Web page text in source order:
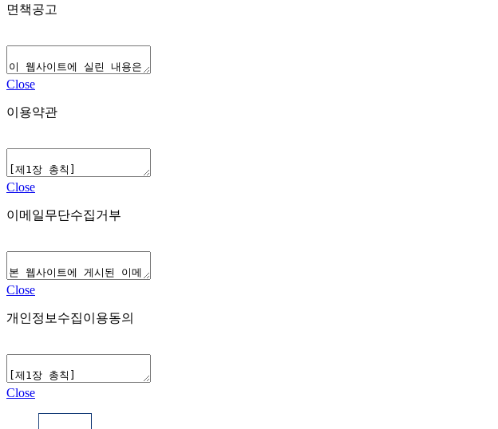
면책공고
Close
이용약관
Close
이메일무단수집거부
Close
개인정보수집이용동의
Close